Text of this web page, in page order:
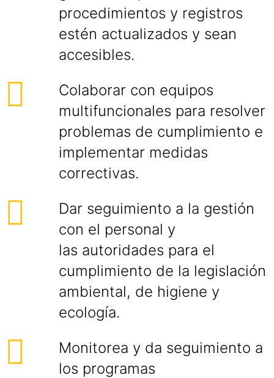
procedimientos y registros
estén actualizados y sean
accesibles.
Colaborar con equipos
multifuncionales para resolver
problemas de cumplimiento e
implementar medidas
correctivas.
Dar seguimiento a la gestión
con el personal y
las autoridades para el
cumplimiento de la legislación
ambiental, de higiene y
ecología.
Monitorea y da seguimiento a
los programas